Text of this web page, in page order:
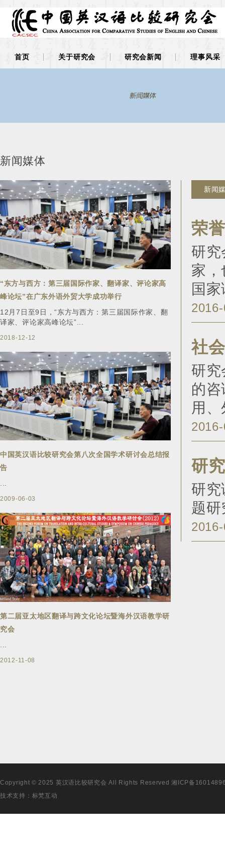
首页 关于研究会 研究会新闻 理事风采
新闻媒体
“东方与西方：第三届国际作家、翻译家、评论家高
峰论坛”在广东外语外贸大学成功举行
12月7日至9日，“东方与西方：第三届国际作家、翻
译家、评论家高峰论坛”...
2018-12-12
中国英汉语比较研究会第八次全国学术研讨会总结报
告
...
2009-06-03
第二届亚太地区翻译与跨文化论坛暨海外汉语教学研
究会
2012-11-08
新闻
荣
研究
家
国
社
研究
的
用
研
研究
题
Copyright © 2025 英汉语比较研究会 All Rights Reserved湘ICP备
技术支持： 标梵互动